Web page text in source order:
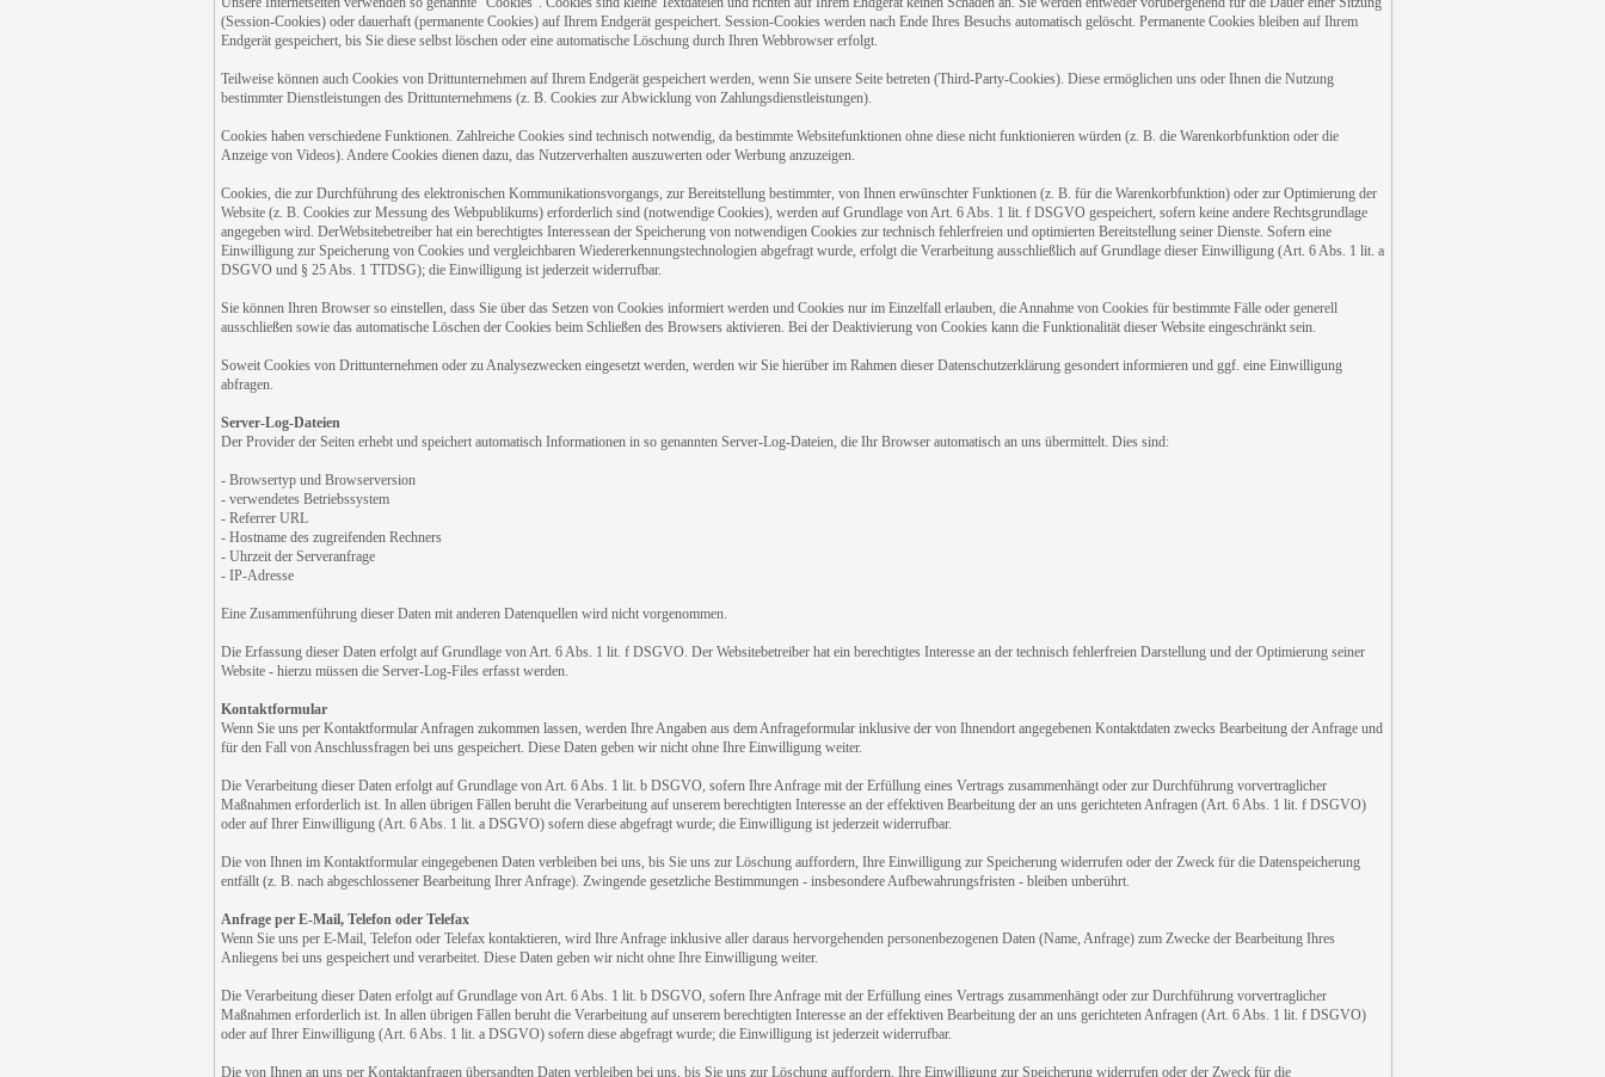
(Session-Cookies) oder dauerhaft (permanente Cookies) auf Ihrem Endgerät gespeichert. Session-Cookies werden nach Ende Ihres Besuchs automatisch gelöscht. Permanente Cookies bleiben auf Ihrem
Endgerät gespeichert, bis Sie diese selbst löschen oder eine automatische Löschung durch Ihren Webbrowser erfolgt.
Teilweise können auch Cookies von Drittunternehmen auf Ihrem Endgerät gespeichert werden, wenn Sie unsere Seite betreten (Third-Party-Cookies). Diese ermöglichen uns oder Ihnen die Nutzung
bestimmter Dienstleistungen des Drittunternehmens (z. B. Cookies zur Abwicklung von Zahlungsdienstleistungen).
Cookies haben verschiedene Funktionen. Zahlreiche Cookies sind technisch notwendig, da bestimmte Websitefunktionen ohne diese nicht funktionieren würden (z. B. die Warenkorbfunktion oder die
Anzeige von Videos). Andere Cookies dienen dazu, das Nutzerverhalten auszuwerten oder Werbung anzuzeigen.
Cookies, die zur Durchführung des elektronischen Kommunikationsvorgangs, zur Bereitstellung bestimmter, von Ihnen erwünschter Funktionen (z. B. für die Warenkorbfunktion) oder zur Optimierung der
Website (z. B. Cookies zur Messung des Webpublikums) erforderlich sind (notwendige Cookies), werden auf Grundlage von Art. 6 Abs. 1 lit. f DSGVO gespeichert, sofern keine andere Rechtsgrundlage
angegeben wird. DerWebsitebetreiber hat ein berechtigtes Interessean der Speicherung von notwendigen Cookies zur technisch fehlerfreien und optimierten Bereitstellung seiner Dienste. Sofern eine
Einwilligung zur Speicherung von Cookies und vergleichbaren Wiedererkennungstechnologien abgefragt wurde, erfolgt die Verarbeitung ausschließlich auf Grundlage dieser Einwilligung (Art. 6 Abs. 1 lit. a
DSGVO und § 25 Abs. 1 TTDSG); die Einwilligung ist jederzeit widerrufbar.
Sie können Ihren Browser so einstellen, dass Sie über das Setzen von Cookies informiert werden und Cookies nur im Einzelfall erlauben, die Annahme von Cookies für bestimmte Fälle oder generell
ausschließen sowie das automatische Löschen der Cookies beim Schließen des Browsers aktivieren. Bei der Deaktivierung von Cookies kann die Funktionalität dieser Website eingeschränkt sein.
Soweit Cookies von Drittunternehmen oder zu Analysezwecken eingesetzt werden, werden wir Sie hierüber im Rahmen dieser Datenschutzerklärung gesondert informieren und ggf. eine Einwilligung
abfragen.
Server-Log-Dateien
Der Provider der Seiten erhebt und speichert automatisch Informationen in so genannten Server-Log-Dateien, die Ihr Browser automatisch an uns übermittelt. Dies sind:
- Browsertyp und Browserversion
- verwendetes Betriebssystem
- Referrer URL
- Hostname des zugreifenden Rechners
- Uhrzeit der Serveranfrage
- IP-Adresse
Eine Zusammenführung dieser Daten mit anderen Datenquellen wird nicht vorgenommen.
Die Erfassung dieser Daten erfolgt auf Grundlage von Art. 6 Abs. 1 lit. f DSGVO. Der Websitebetreiber hat ein berechtigtes Interesse an der technisch fehlerfreien Darstellung und der Optimierung seiner
Website - hierzu müssen die Server-Log-Files erfasst werden.
Kontaktformular
Wenn Sie uns per Kontaktformular Anfragen zukommen lassen, werden Ihre Angaben aus dem Anfrageformular inklusive der von Ihnendort angegebenen Kontaktdaten zwecks Bearbeitung der Anfrage und
für den Fall von Anschlussfragen bei uns gespeichert. Diese Daten geben wir nicht ohne Ihre Einwilligung weiter.
Die Verarbeitung dieser Daten erfolgt auf Grundlage von Art. 6 Abs. 1 lit. b DSGVO, sofern Ihre Anfrage mit der Erfüllung eines Vertrags zusammenhängt oder zur Durchführung vorvertraglicher
Maßnahmen erforderlich ist. In allen übrigen Fällen beruht die Verarbeitung auf unserem berechtigten Interesse an der effektiven Bearbeitung der an uns gerichteten Anfragen (Art. 6 Abs. 1 lit. f DSGVO)
oder auf Ihrer Einwilligung (Art. 6 Abs. 1 lit. a DSGVO) sofern diese abgefragt wurde; die Einwilligung ist jederzeit widerrufbar.
Die von Ihnen im Kontaktformular eingegebenen Daten verbleiben bei uns, bis Sie uns zur Löschung auffordern, Ihre Einwilligung zur Speicherung widerrufen oder der Zweck für die Datenspeicherung
entfällt (z. B. nach abgeschlossener Bearbeitung Ihrer Anfrage). Zwingende gesetzliche Bestimmungen - insbesondere Aufbewahrungsfristen - bleiben unberührt.
Anfrage per E-Mail, Telefon oder Telefax
Wenn Sie uns per E-Mail, Telefon oder Telefax kontaktieren, wird Ihre Anfrage inklusive aller daraus hervorgehenden personenbezogenen Daten (Name, Anfrage) zum Zwecke der Bearbeitung Ihres
Anliegens bei uns gespeichert und verarbeitet. Diese Daten geben wir nicht ohne Ihre Einwilligung weiter.
Die Verarbeitung dieser Daten erfolgt auf Grundlage von Art. 6 Abs. 1 lit. b DSGVO, sofern Ihre Anfrage mit der Erfüllung eines Vertrags zusammenhängt oder zur Durchführung vorvertraglicher
Maßnahmen erforderlich ist. In allen übrigen Fällen beruht die Verarbeitung auf unserem berechtigten Interesse an der effektiven Bearbeitung der an uns gerichteten Anfragen (Art. 6 Abs. 1 lit. f DSGVO)
oder auf Ihrer Einwilligung (Art. 6 Abs. 1 lit. a DSGVO) sofern diese abgefragt wurde; die Einwilligung ist jederzeit widerrufbar.
Die von Ihnen an uns per Kontaktanfragen übersandten Daten verbleiben bei uns, bis Sie uns zur Löschung auffordern, Ihre Einwilligung zur Speicherung widerrufen oder der Zweck für die